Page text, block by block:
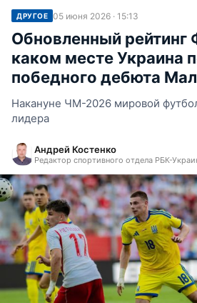
ДРУГОЕ 05 июня 2026 · 15:13
Обновленный
каком месте Украина
победного дебюта
Накануне ЧМ-2026 мировой
лидера
Андрей Костенко
Редактор спортивного отдела РБК-